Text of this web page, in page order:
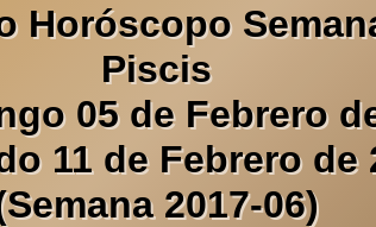
Horóscopo
Piscis
05 de Febrero
11 de Febrero de
2017-06)